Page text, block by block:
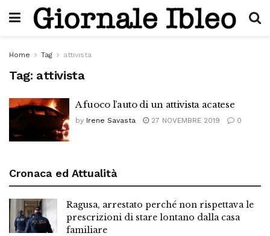
Home Tag attivista
Tag: attivista
A fuoco l’auto di un attivista acatese
by Irene Savasta 27 NOVEMBRE 2019 0
Cronaca ed Attualità
Ragusa, arrestato perché non rispettava le
prescrizioni di stare lontano dalla casa
familiare